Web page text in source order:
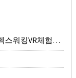
VR)(VR임팩트)